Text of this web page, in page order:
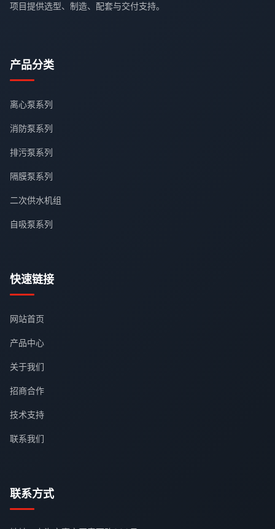
项目提供选型、制造、配套与交付支持。
产品分类
离心泵系列
消防泵系列
排污泵系列
隔膜泵系列
二次供水机组
自吸泵系列
快速链接
网站首页
产品中心
关于我们
招商合作
技术支持
联系我们
联系方式